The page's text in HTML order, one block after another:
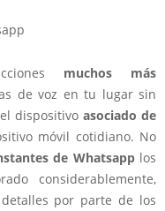
muchos más
de voz en tu lugar sin
dispositivoasociado de
móvil cotidiano. No
de Whatsapplos
considerablemente,
por parte de los